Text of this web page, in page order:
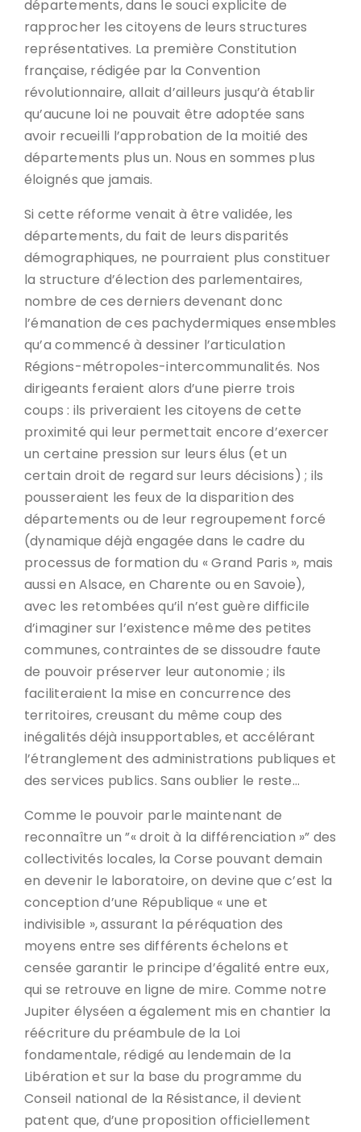
départements, dans le souci explicite de
rapprocher les citoyens de leurs structures
représentatives. La première Constitution
française, rédigée par la Convention
révolutionnaire, allait d’ailleurs jusqu’à établir
qu’aucune loi ne pouvait être adoptée sans
avoir recueilli l’approbation de la moitié des
départements plus un. Nous en sommes plus
éloignés que jamais.
Si cette réforme venait à être validée, les
départements, du fait de leurs disparités
démographiques, ne pourraient plus constituer
la structure d’élection des parlementaires,
nombre de ces derniers devenant donc
l’émanation de ces pachydermiques ensembles
qu’a commencé à dessiner l’articulation
Régions-métropoles-intercommunalités. Nos
dirigeants feraient alors d’une pierre trois
coups : ils priveraient les citoyens de cette
proximité qui leur permettait encore d’exercer
un certaine pression sur leurs élus (et un
certain droit de regard sur leurs décisions) ; ils
pousseraient les feux de la disparition des
départements ou de leur regroupement forcé
(dynamique déjà engagée dans le cadre du
processus de formation du « Grand Paris », mais
aussi en Alsace, en Charente ou en Savoie),
avec les retombées qu’il n’est guère difficile
d’imaginer sur l’existence même des petites
communes, contraintes de se dissoudre faute
de pouvoir préserver leur autonomie ; ils
faciliteraient la mise en concurrence des
territoires, creusant du même coup des
inégalités déjà insupportables, et accélérant
l’étranglement des administrations publiques et
des services publics. Sans oublier le reste…
Comme le pouvoir parle maintenant de
reconnaître un ”« droit à la différenciation »” des
collectivités locales, la Corse pouvant demain
en devenir le laboratoire, on devine que c’est la
conception d’une République « une et
indivisible », assurant la péréquation des
moyens entre ses différents échelons et
censée garantir le principe d’égalité entre eux,
qui se retrouve en ligne de mire. Comme notre
Jupiter élyséen a également mis en chantier la
réécriture du préambule de la Loi
fondamentale, rédigé au lendemain de la
Libération et sur la base du programme du
Conseil national de la Résistance, il devient
patent que, d’une proposition officiellement